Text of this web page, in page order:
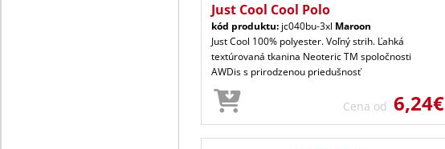
Just Cool Cool Polo
kód produktu: jc040bu-3xl Maroon
Just Cool 100% polyester. Voľný strih. Ľahká
textúrovaná tkanina Neoteric TM spoločnosti
AWDis s prirodzenou priedušnosť
Cena od 6,24€